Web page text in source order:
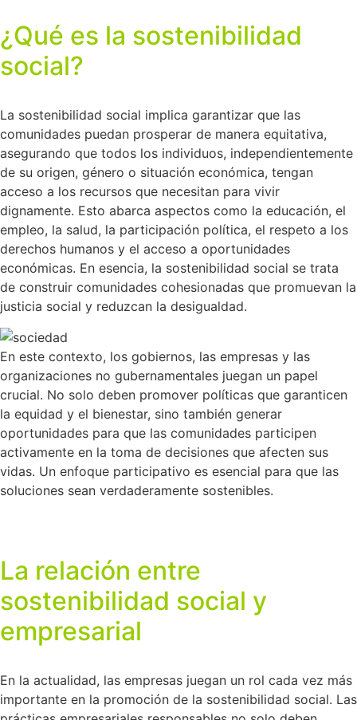
¿Qué es la sostenibilidad
social?
La sostenibilidad social implica garantizar que las
comunidades puedan prosperar de manera equitativa,
asegurando que todos los individuos, independientemente
de su origen, género o situación económica, tengan
acceso a los recursos que necesitan para vivir
dignamente. Esto abarca aspectos como la educación, el
empleo, la salud, la participación política, el respeto a los
derechos humanos y el acceso a oportunidades
económicas. En esencia, la sostenibilidad social se trata
de construir comunidades cohesionadas que promuevan la
justicia social y reduzcan la desigualdad.
En este contexto, los gobiernos, las empresas y las
organizaciones no gubernamentales juegan un papel
crucial. No solo deben promover políticas que garanticen
la equidad y el bienestar, sino también generar
oportunidades para que las comunidades participen
activamente en la toma de decisiones que afecten sus
vidas. Un enfoque participativo es esencial para que las
soluciones sean verdaderamente sostenibles.
La relación entre
sostenibilidad social y
empresarial
En la actualidad, las empresas juegan un rol cada vez más
importante en la promoción de la sostenibilidad social. Las